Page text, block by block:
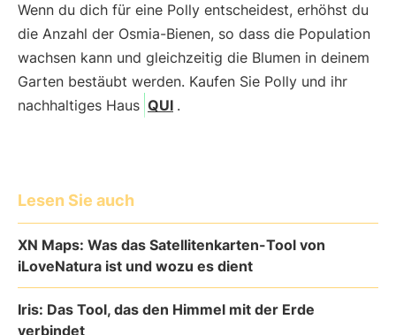
Wenn du dich für eine Polly entscheidest, erhöhst du
die Anzahl der Osmia-Bienen, so dass die Population
wachsen kann und gleichzeitig die Blumen in deinem
Garten bestäubt werden. Kaufen Sie Polly und ihr
nachhaltiges Haus QUI .
Lesen Sie auch
XN Maps: Was das Satellitenkarten-Tool von
iLoveNatura ist und wozu es dient
Iris: Das Tool, das den Himmel mit der Erde
verbindet